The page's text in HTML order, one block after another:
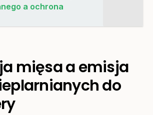
a ochrona
mięsa a emisja
do